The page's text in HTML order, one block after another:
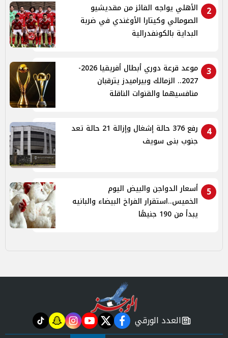
2
الأهلي يواجه الفائز من مقديشيو
الصومالي وكيتارا الأوغندي في ضربة
البداية بالكونفدرالية
3
موعد قرعة دوري أبطال أفريقيا 2026-
2027.. الزمالك وبيراميدز يترقبان
منافسيهما والقنوات الناقلة
4
رفع 376 حالة إشغال وإزالة 21 حالة تعد
جنوب بنى سويف
5
أسعار الدواجن والبيض اليوم
الخميس..استقرار الفراخ البيضاء والبانيه
يبدأ من 190 جنيهًا
newspaper
العدد الورقي facebook
twitter
youtube
instagram
snapchat
tiktok